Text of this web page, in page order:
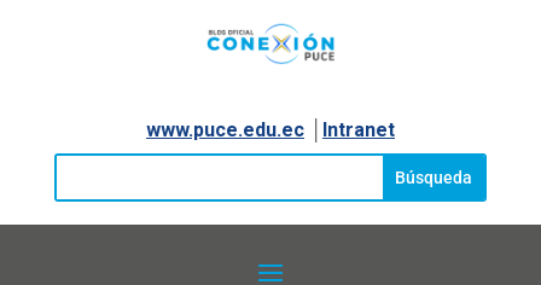
www.puce.edu.ec│ Intranet